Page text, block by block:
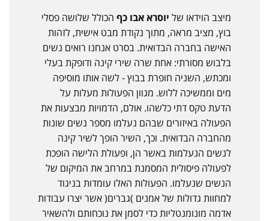
מיצב הוידאו של יוסרא אבו כף הכולל שלושה פסלי
בוץ, מציב מראה, מתוך נקודת מבט אישית, לזהות
האישה בחברה הבדואית. בסרט אנחנו רואים נשים
בלבוש מסורתי: אחת שרה שירי קינה ודופקת בעלי
ומכתש, השניה חופרת בבוץ - לשה אותו מוסיפה
מים וממשיכה ללוש. מגוון הפעולות מעלות על
הדעת טקס דתי כלשהו. אולם, הדמויות מבצעות את
הפעולה באיזורים שבהם נעלמו מספר נשים שונות
מהחברה הבדואית. וכך, השיר הופך לשיר קינה
לנשים הנעלמות באשר הן, ופעולת הלישה הופכת
לפעולה פיסולית המסמנת במרחב את המיקום של
הנשים שנעלמו. הפעולות האלו עומדות בניגוד
למחוות גדולות של אמנים )גברים( אשר יצרו עבודות
אדמה מונומנטליות כדי לסמן את נוכחותם ולהשאיר